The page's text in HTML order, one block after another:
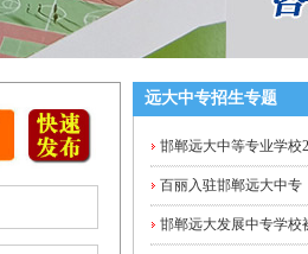
远大中专招生专题
邯郸远大中等专业学校
百丽入驻邯郸远大中专
邯郸远大发展中专学校